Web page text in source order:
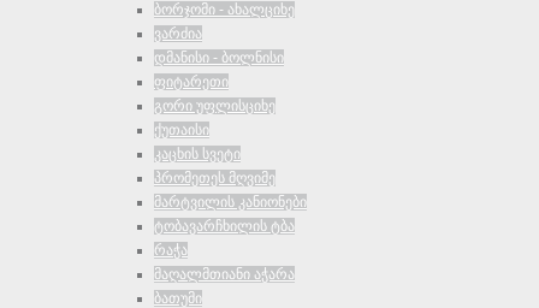
ბორჯომი - ახალციხე
ვარძია
დმანისი - ბოლნისი
ფიტარეთი
გორი უფლისციხე
ქუთაისი
კაცხის სვეტი
პრომეთეს მღვიმე
მარტვილის კანიონები
ტობავარჩხილის ტბა
რაჭა
მაღალმთიანი აჭარა
ბათუმი